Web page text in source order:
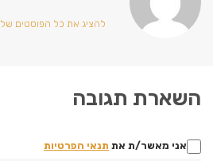
להציג את כל הפוסטים של sigal
השארת תגובה
אני מאשר/ת את תנאי הפרטיות